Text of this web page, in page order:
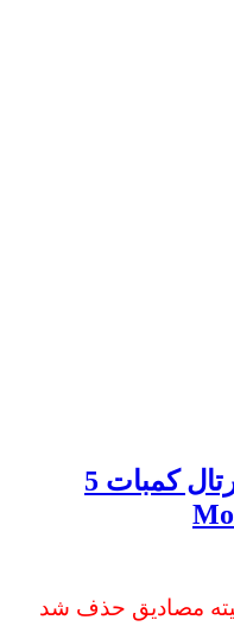
دانلود بازی مبارزه ای مورتال کمبات 5
مصادیق حذف شد